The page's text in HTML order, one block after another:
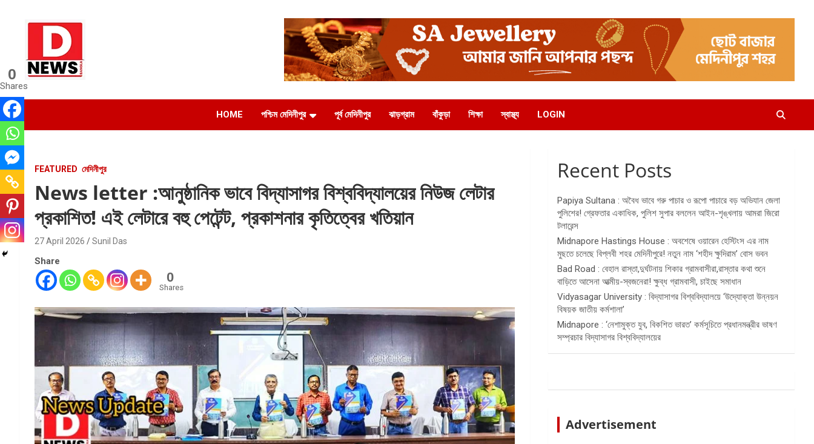
Dnews
#Medinipur #News #LatestBengali #NewsBangla
#Medinipur24X7News
HOME
পশ্চিম মেদিনীপুর পূর্ব মেদিনীপুর ঝাড়গ্রাম বাঁকুড়া শিক্ষা স্বাস্থ্য LOGIN
FEATURED মেদিনীপুর
News letter :আনুষ্ঠানিক ভাবে বিদ্যাসাগর বিশ্ববিদ্যালয়ের নিউজ লেটার
প্রকাশিত! এই লেটারে বহু পেটেন্ট, প্রকাশনার কৃতিত্বের খতিয়ান
27 April 2026 Sunil Das
Share
0
Shares
0
Shares
Recent Posts
Papiya Sultana : অবৈধ ভাবে গরু পাচার ও রূপো পাচারে বড় অভিযান জেলা
পুলিশের! গ্রেফতার একাধিক, পুলিশ সুপার বললেন আইন-শৃঙ্খলায় আমরা জিরো
টলারেন্স
Midnapore Hastings House : অবশেষে ওয়ারেন হেস্টিংস এর নাম
মুছতে চলেছে বিপ্লবী শহর মেদিনীপুরে! নতুন নাম ‘শহীদ ক্ষুদিরাম’ বোস ভবন
Bad Road : বেহাল রাস্তা,দুর্ঘটনায় শিকার গ্রামবাসীরা,রাস্তার কথা শুনে
বাড়িতে আসেনা আত্মীয়-স্বজনেরা! ক্ষুব্ধ গ্রামবাসী, চাইছে সমাধান
Vidyasagar University : বিদ্যাসাগর বিশ্ববিদ্যালয়ে ‘উদ্যোক্তা উন্নয়ন
বিষয়ক জাতীয় কর্মশালা’
Midnapore : ‘নেশামুক্ত যুব, বিকশিত ভারত’ কর্মসূচিতে প্রধানমন্ত্রীর ভাষণ
সম্প্রচার বিদ্যাসাগর বিশ্ববিদ্যালয়ের
Advertisement